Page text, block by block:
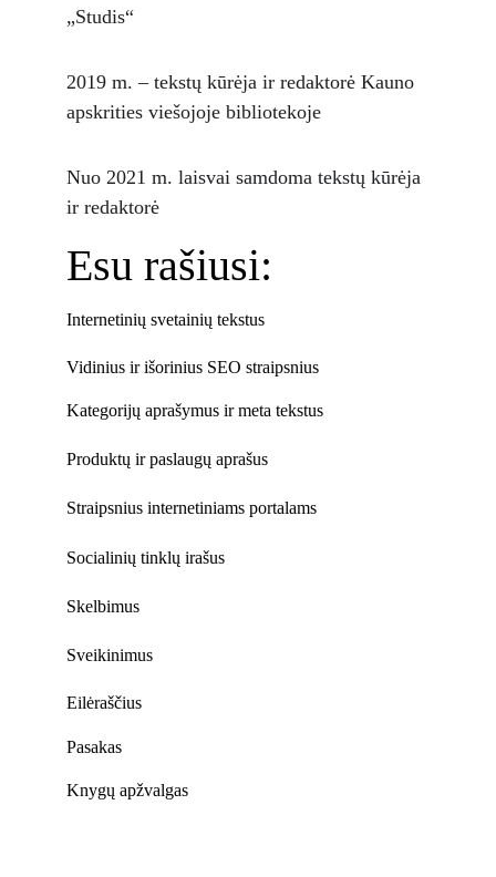
„Studis“
2019 m. – tekstų kūrėja ir redaktorė Kauno
apskrities viešojoje bibliotekoje
Nuo 2021 m. laisvai samdoma tekstų kūrėja
ir redaktorė
Internetinių svetainių tekstus
Vidinius ir išorinius SEO straipsnius
Kategorijų aprašymus ir meta tekstus
Produktų ir paslaugų aprašus
Straipsnius internetiniams portalams
Socialinių tinklų irašus
Skelbimus
Sveikinimus
Eilėraščius
Pasakas
Knygų apžvalgas
Esu rašiusi: